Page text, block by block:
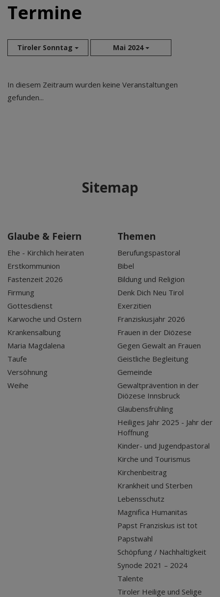
Termine
Tiroler Sonntag Mai 2024
Aug 2026
Apr 2027
Mai 2027
In diesem Zeitraum wurden keine Veranstaltungen
gefunden...
Sitemap
Glaube & Feiern
Ehe - Kirchlich heiraten
Erstkommunion
Fastenzeit 2026
Firmung
Gottesdienst
Karwoche und Ostern
Krankensalbung
Maria Magdalena
Taufe
Versöhnung
Weihe
Themen
Berufungspastoral
Bibel
Bildung und Religion
Denk Dich Neu Tirol
Exerzitien
Franziskusjahr 2026
Frauen in der Diözese
Gegen Gewalt an Frauen
Geistliche Begleitung
Gemeinde
Gewaltprävention in der
Diözese Innsbruck
Glaubensfrühling
Heiliges Jahr 2025 - Jahr der
Hoffnung
Kinder- und Jugendpastoral
Kirche und Tourismus
Kirchenbeitrag
Krankheit und Sterben
Lebensschutz
Magnifica Humanitas
Papst Franziskus ist tot
Papstwahl
Schöpfung / Nachhaltigkeit
Synode 2021 – 2024
Talente
Tiroler Heilige und Selige